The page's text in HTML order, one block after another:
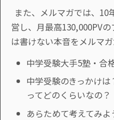
また、メルマガでは、10
営し、月最高130,000PV
は書けない本音をメルマ
中学受験大手5塾・合
中学受験のきっかけ
ってどのくらいなの？
あらためて考えてみ